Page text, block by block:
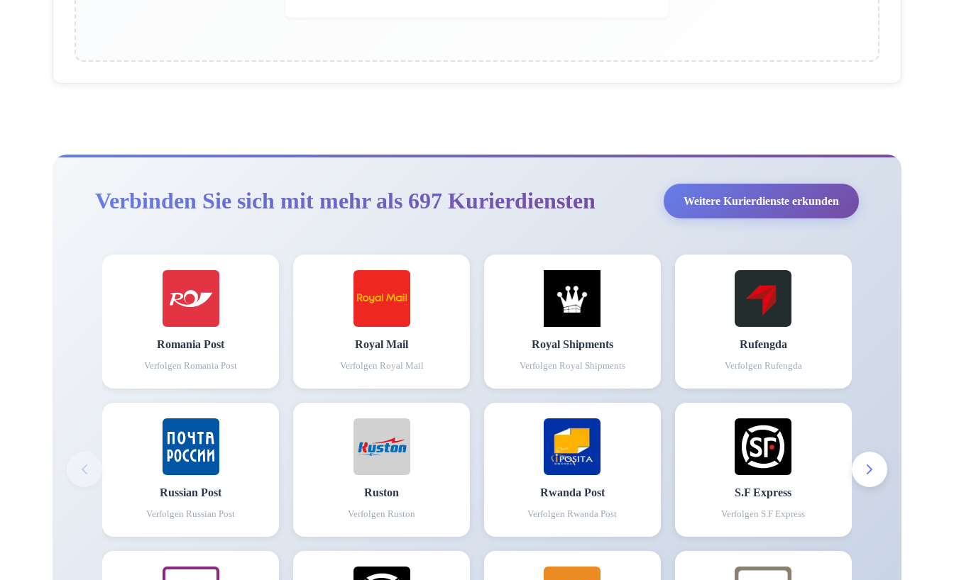
Verbinden Sie sich mit mehr als 697 Kurierdiensten Weitere Kurierdienste erkunden
Romania Post
Verfolgen Romania Post
Royal Mail
Verfolgen Royal Mail
Royal Shipments
Verfolgen Royal Shipments
Rufengda
Verfolgen Rufengda
Russian Post
Verfolgen Russian Post
Ruston
Verfolgen Ruston
Rwanda Post
Verfolgen Rwanda Post
S.F Express
Verfolgen S.F Express